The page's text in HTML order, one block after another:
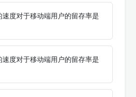
速度对于移动端用户的留存率是
速度对于移动端用户的留存率是